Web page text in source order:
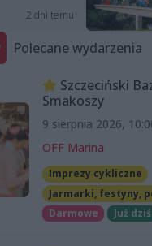
2 dni temu
Polecane wydarzenia
Szczeciński
Smakoszy
9 sierpnia 2026,
OFF Marina
Imprezy cykliczne
Jarmarki, festyny,
Darmowe
Już dziś